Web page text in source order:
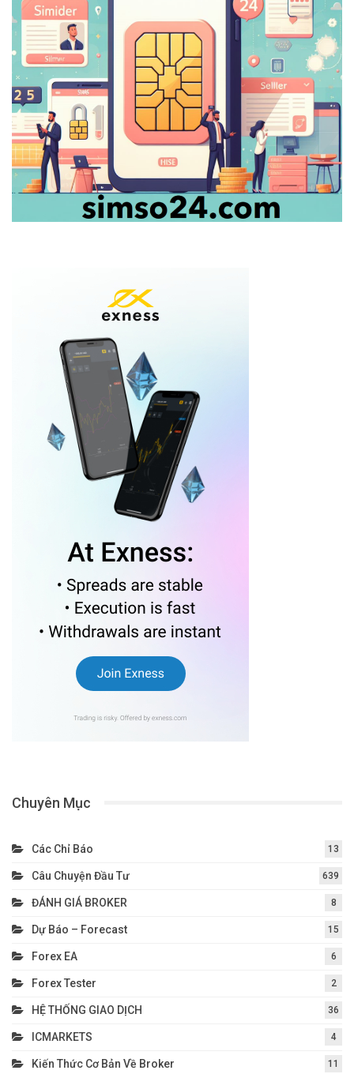
Chuyên Mục
Các Chỉ Báo 13
Câu Chuyện Đầu Tư 639
ĐÁNH GIÁ BROKER 8
Dự Báo – Forecast 15
Forex EA 6
Forex Tester 2
HỆ THỐNG GIAO DỊCH 36
ICMARKETS 4
Kiến Thức Cơ Bản Về Broker 11